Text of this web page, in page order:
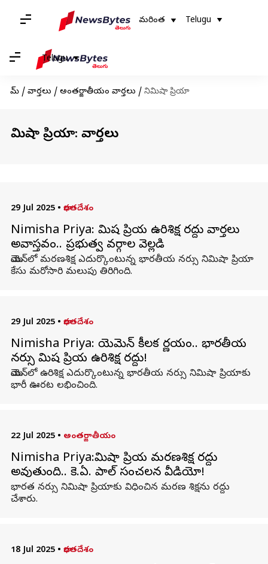
మరింత Telugu
Telugu
హోమ్ / వార్తలు / అంతర్జాతీయం వార్తలు / నిమిషా ప్రియా
నిమిషా ప్రియా: వార్తలు
29 Jul 2025 • భారతదేశం
Nimisha Priya: నిమిష ప్రియ ఉరిశిక్ష రద్దు వార్తలు
అవాస్తవం.. ప్రభుత్వ వర్గాల వెల్లడి
యెమెన్‌లో మరణశిక్ష ఎదుర్కొంటున్న భారతీయ నర్సు నిమిషా ప్రియా
కేసు మరోసారి మలుపు తిరిగింది.
29 Jul 2025 • భారతదేశం
Nimisha Priya: యెమెన్‌ కీలక నిర్ణయం.. భారతీయ
నర్సు నిమిష ప్రియ ఉరిశిక్ష రద్దు!
యెమెన్‌లో ఉరిశిక్ష ఎదుర్కొంటున్న భారతీయ నర్సు నిమిషా ప్రియాకు
భారీ ఊరట లభించింది.
22 Jul 2025 • అంతర్జాతీయం
Nimisha Priya:నిమిషా ప్రియ మరణశిక్ష రద్దు
అవుతుంది.. కె.ఏ. పాల్ సంచలన వీడియో!
భారత నర్సు నిమిషా ప్రియాకు విధించిన మరణ శిక్షను రద్దు
చేశారు.
18 Jul 2025 • భారతదేశం